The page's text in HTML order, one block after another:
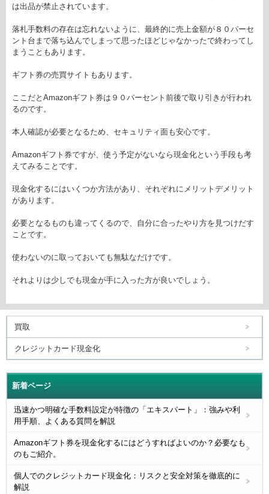
は出品が禁止されています。
落札手数料の存在は忘れないように、最終的に売上金額が８０パーセ
ント台まで落ち込んでしまって思ったほどじゃなかったで終わってし
まうこともあります。
ギフト券の売買サイトもあります。
ここだとAmazonギフト券は９０パーセント前後で取り引きが行われ
るのです。
本人確認が必要となるため、セキュリティ面も安心です。
Amazonギフト券ですが、使う予定がないなら現金化という手段も考
えてみることです。
現金化するにはいくつか方法があり、それぞれにメリットデメリット
があります。
必要となるものも違ってくるので、自分に合ったやり方を見つけだす
ことです。
使わないのに取っておいても無駄なだけです。
それよりは少しでも現金が手に入った方が良いでしょう。
買取
クレジットカード現金化
新着ページ
迅速かつ明確な手数料設定が特徴の「エキスパート」：強みや利
用手順、よくある質問を解説
Amazonギフト券を現金化するにはどうすればよいのか？必要なも
のもご紹介。
個人でのクレジットカード現金化：リスクと安全対策を徹底的に
解説